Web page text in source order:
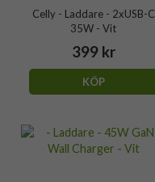
Celly - Laddare - 2xUSB-C
35W - Vit
399 kr
KÖP